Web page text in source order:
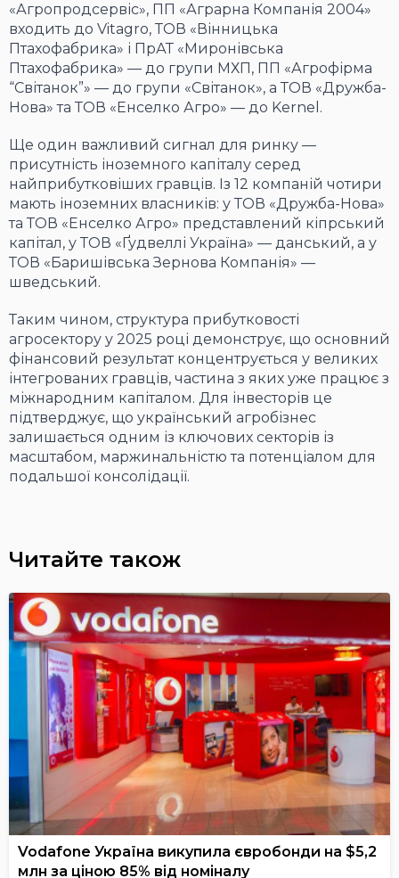
«Агропродсервіс», ПП «Аграрна Компанія 2004»
входить до Vitagro, ТОВ «Вінницька
Птахофабрика» і ПрАТ «Миронівська
Птахофабрика» — до групи МХП, ПП «Агрофірма
“Світанок”» — до групи «Світанок», а ТОВ «Дружба-
Нова» та ТОВ «Енселко Агро» — до Kernel.
Ще один важливий сигнал для ринку —
присутність іноземного капіталу серед
найприбутковіших гравців. Із 12 компаній чотири
мають іноземних власників: у ТОВ «Дружба-Нова»
та ТОВ «Енселко Агро» представлений кіпрський
капітал, у ТОВ «Ґудвеллі Україна» — данський, а у
ТОВ «Баришівська Зернова Компанія» —
шведський.
Таким чином, структура прибутковості
агросектору у 2025 році демонструє, що основний
фінансовий результат концентрується у великих
інтегрованих гравців, частина з яких уже працює з
міжнародним капіталом. Для інвесторів це
підтверджує, що український агробізнес
залишається одним із ключових секторів із
масштабом, маржинальністю та потенціалом для
подальшої консолідації.
Читайте також
Vodafone Україна викупила євробонди на $5,2
млн за ціною 85% від номіналу